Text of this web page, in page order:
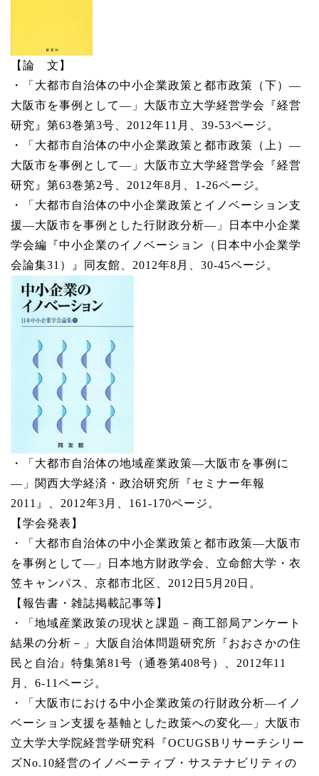
【論 文】
・「大都市自治体の中小企業政策と都市政策（下）―
大阪市を事例として―」大阪市立大学経営学会『経営
研究』第63巻第3号、2012年11月、39-53ページ。
・「大都市自治体の中小企業政策と都市政策（上）―
大阪市を事例として―」大阪市立大学経営学会『経営
研究』第63巻第2号、2012年8月、1-26ページ。
・「大都市自治体の中小企業政策とイノベーション支
援―大阪市を事例とした行財政分析―」日本中小企業
学会編『中小企業のイノベーション（日本中小企業学
会論集31）』同友館、2012年8月、30-45ページ。
・「大都市自治体の地域産業政策―大阪市を事例に
―」関西大学経済・政治研究所『セミナー年報
2011』、2012年3月、161-170ページ。
【学会発表】
・「大都市自治体の中小企業政策と都市政策―大阪市
を事例として―」日本地方財政学会、立命館大学・衣
笠キャンパス、京都市北区、2012日5月20日。
【報告書・雑誌掲載記事等】
・「地域産業政策の現状と課題－商工部局アンケート
結果の分析－」大阪自治体問題研究所『おおさかの住
民と自治』特集第81号（通巻第408号）、2012年11
月、6-11ページ。
・「大阪市における中小企業政策の行財政分析―イノ
ベーション支援を基軸とした政策への変化―」大阪市
立大学大学院経営学研究科『OCUGSBリサーチシリー
ズNo.10経営のイノベーティブ・サステナビリティの